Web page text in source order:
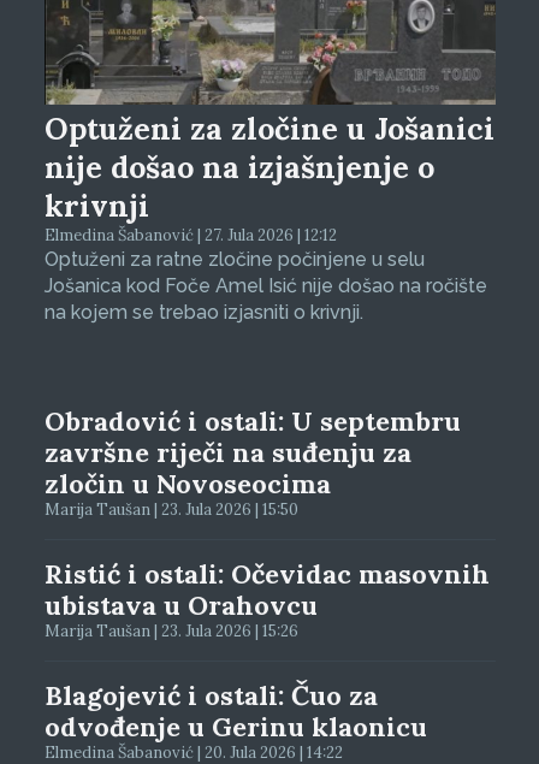
Optuženi za zločine u Jošanici
nije došao na izjašnjenje o
krivnji
Elmedina Šabanović | 27. Jula 2026 | 12:12
Optuženi za ratne zločine počinjene u selu
Jošanica kod Foče Amel Isić nije došao na ročište
na kojem se trebao izjasniti o krivnji.
Obradović i ostali: U septembru
završne riječi na suđenju za
zločin u Novoseocima
Marija Taušan | 23. Jula 2026 | 15:50
Ristić i ostali: Očevidac masovnih
ubistava u Orahovcu
Marija Taušan | 23. Jula 2026 | 15:26
Blagojević i ostali: Čuo za
odvođenje u Gerinu klaonicu
Elmedina Šabanović | 20. Jula 2026 | 14:22